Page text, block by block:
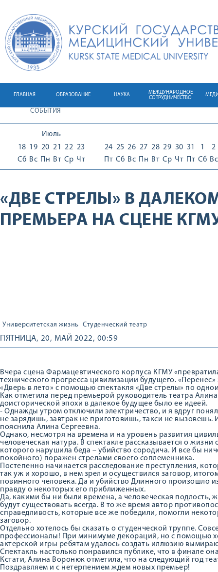
ГЛАВНАЯ ОБРАЗОВАНИЕ НАУКА
МЕЖДУНАРОДНОЕ
СОТРУДНИЧЕСТВО
СОБЫТИЯ
Июль
18
Сб
19
Вс
20
Пн
21
Вт
22
Ср
23
Чт
24
Пт
25
Сб
26
Вс
27
Пн
28
Вт
29
Ср
30
Чт
31
Пт
1
Сб
2
Вс
«ДВЕ СТРЕЛЫ» В
ПРЕМЬЕРА НА СЦЕНЕ
Университетская жизнь Студенческий театр
ПЯТНИЦА, 20, МАЙ 2022, 00:59
Вчера сцена Фармацевтического корпуса КГМУ
технического прогресса цивилизации будущего.
«Дверь в лето» с помощью спектакля «Две стрелы» по
Как отметила перед премьерой руководитель театра
доисторической эпохи в далекое будущее было ее идеей.
- Однажды утром отключили электричество, и я вдруг
не зарядишь, завтрак не приготовишь, такси не
пояснила Алина Сергеевна.
Однако, несмотря на времена и на уровень развития
человеческая натура. В спектакле рассказывается о
которого нарушила беда – убийство сородича. И все бы
покойного) поражен стрелами своего соплеменника.
Постепенно начинается расследование преступления,
так уж и хорошо, в нем зрел и осуществился заговор,
повинного человека. Да и убийство Длинного произошло
правду о некоторых его приближенных.
Да, какими бы ни были времена, а человеческая подлость,
будут существовать всегда. В то же время автор
справедливость, которые все же победили, помогли
заговор.
Отдельно хотелось бы сказать о студенческой труппе.
профессионалы! При минимуме декораций, но с помощью
актерской игры ребятам удалось создать иллюзию
Спектакль настолько понравился публике, что в финале
Кстати, Алина Воронюк отметила, что на следующий год
Поздравляем и с нетерпением ждем новых премьер!